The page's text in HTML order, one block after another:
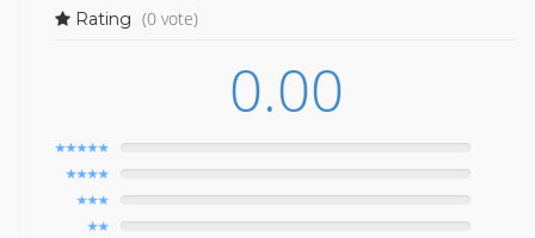
Rating (0 vote)
0.00